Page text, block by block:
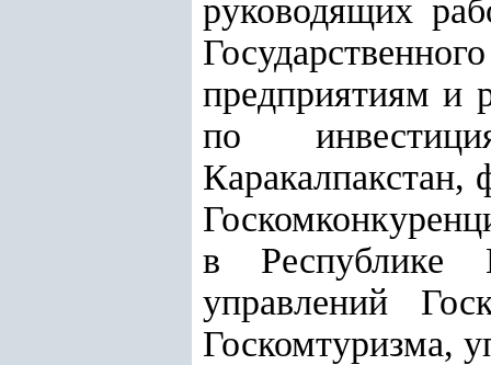
руководящих
предприятиям и
по
Каракалпакстан,
в Республике
управлений
Госкомтуризма,